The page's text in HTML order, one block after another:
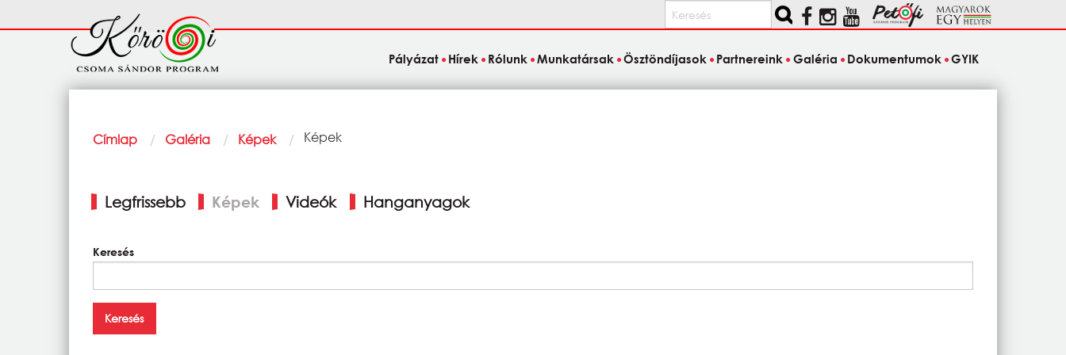
Keresés
Fő
navigáció
Pályázat Hírek Rólunk Munkatársak Ösztöndíjasok Partnereink Galéria Dokumentumok GYIK
Morzsa
Címlap Galéria Képek Current:
Képek
fülek
Legfrissebb Képek Videók Hanganyagok
Keresés